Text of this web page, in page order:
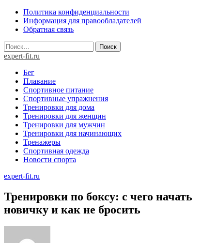
Skip
content
Политика конфиденциальности
Информация для правообладателей
Обратная связь
Найти:
expert-fit.ru
Бег
Плавание
Спортивное питание
Спортивные упражнения
Тренировки для дома
Тренировки для женщин
Тренировки для мужчин
Тренировки для начинающих
Тренажеры
Спортивная одежда
Новости спорта
expert-fit.ru
Тренировки по боксу: с чего начать
новичку и как не бросить